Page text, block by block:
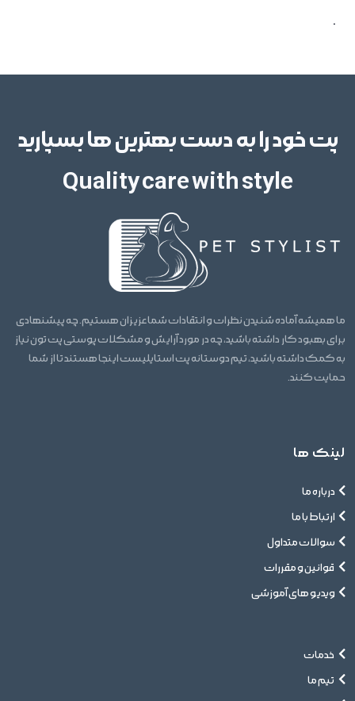
.
پت خود را به دست بهترین ها بسپارید
Quality care with style
ما همیشه آماده شنیدن نظرات و انتقادات شما عزیزان هستیم. چه پیشنهادی
برای بهبود کار داشته باشید، چه در مورد آرایش و مشکلات پوستی پت تون نیاز
به کمک داشته باشید، تیم دوستانه پت استایلیست اینجا هستند تا از شما
حمایت کنند.
لینک ها
درباره ما
ارتباط با ما
سوالات متداول
قوانین و مقررات
ویدیو های آموزشی
خدمات
تیم ما